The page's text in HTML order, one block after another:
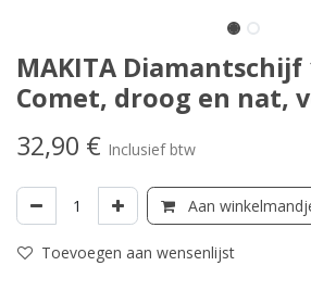
MAKITA Diamantschijf
Comet, droog en nat,
32,90 € Inclusief btw
Aan
Toevoegen aan wensenlijst